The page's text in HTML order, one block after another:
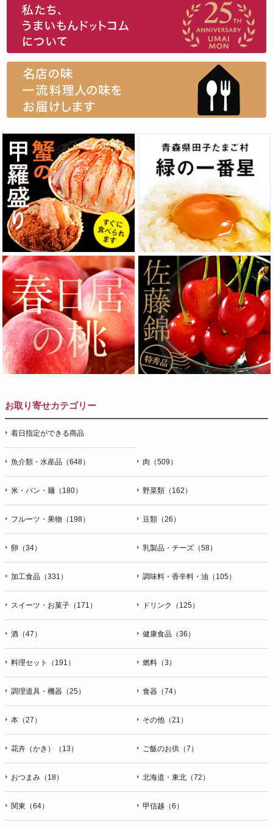
お取り寄せカテゴリー
着日指定ができる商品
魚介類・水産品（648） 肉（509）
米・パン・麺（180） 野菜類（162）
フルーツ・果物（198） 豆類（26）
卵（34） 乳製品・チーズ（58）
加工食品（331） 調味料・香辛料・油（105）
スイーツ・お菓子（171） ドリンク（125）
酒（47） 健康食品（36）
料理セット（191） 燃料（3）
調理道具・機器（25） 食器（74）
本（27） その他（21）
花卉（かき）（13） ご飯のお供（7）
おつまみ（18） 北海道・東北（72）
関東（64） 甲信越（6）